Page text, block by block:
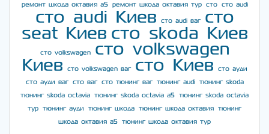
ремонт шкода октавия а5
ремонт шкода октавия тур сто сто audi
сто audi Киев сто audi ваг
сто
seat Киев сто skoda Киев
сто volkswagen
сто volkswagen
Киев
сто volkswagen ваг сто Киев
сто ауди
сто ауди ваг
сто ваг сто тюнинг ваг тюнинг audi
тюнинг skoda
тюнинг skoda octavia
тюнинг skoda octavia a5
тюнинг skoda octavia
тур
тюнинг ауди тюнинг шкода тюнинг шкода октавия
тюнинг
шкода октавия а5
тюнинг шкода октавия тур